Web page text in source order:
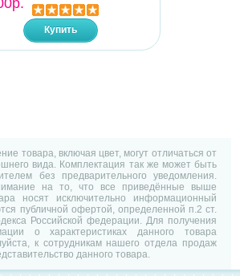
Купить
товара, включая цвет, могут отличаться от
вида. Комплектация так же может быть
без предварительного уведомления.
на то, что все приведённые выше
носят исключительно информационный
публичной офертой, определенной п.2 ст.
Российской федерации. Для получения
о характеристиках данного товара
к сотрудникам нашего отдела продаж
данного товара.